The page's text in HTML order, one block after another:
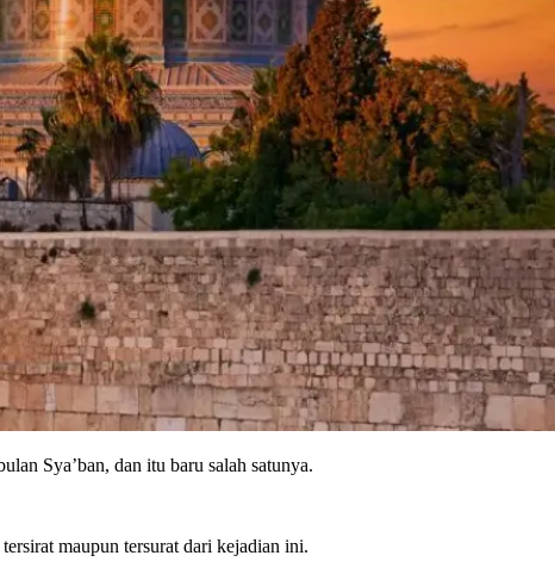
Sya’ban, dan itu baru salah satunya.
maupun tersurat dari kejadian ini.